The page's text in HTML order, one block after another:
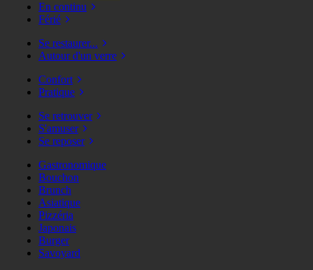
En continu
Férié
Se restaurer...
Autour d'un verre
Confort
Pratique
Se retrouver
S'amuser
Se reposer
Gastronomique
Bouchon
Brunch
Asiatique
Pizzéria
Japonais
Burger
Savoyard